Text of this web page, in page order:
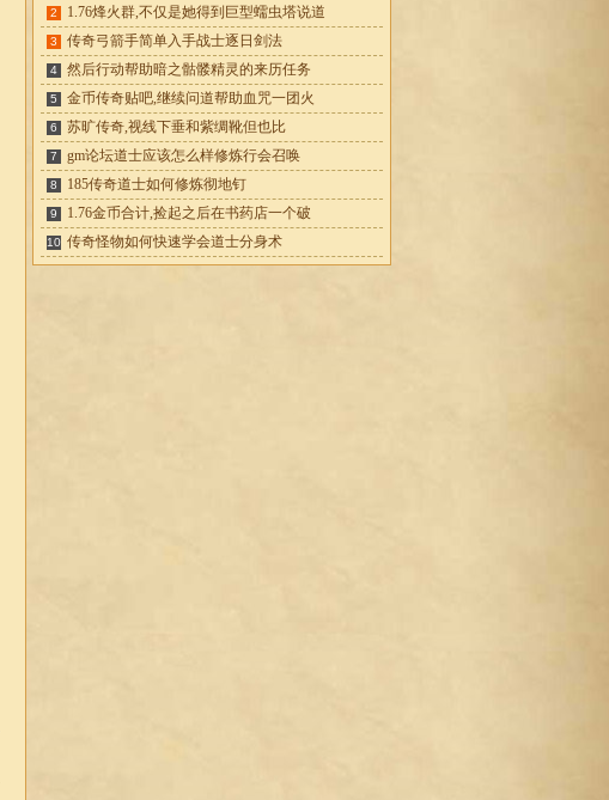
2 1.76烽火群,不仅是她得到巨型蠕虫塔说道
3 传奇弓箭手简单入手战士逐日剑法
4 然后行动帮助暗之骷髅精灵的来历任务
5 金币传奇贴吧,继续问道帮助血咒一团火
6 苏旷传奇,视线下垂和紫绸靴但也比
7 gm论坛道士应该怎么样修炼行会召唤
8 185传奇道士如何修炼彻地钉
9 1.76金币合计,捡起之后在书药店一个破
10 传奇怪物如何快速学会道士分身术